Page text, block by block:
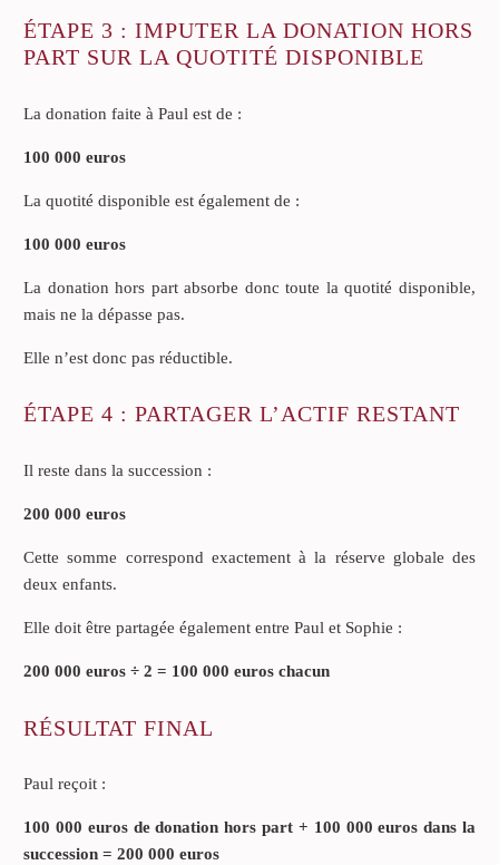
ÉTAPE 3 : IMPUTER LA DONATION HORS
PART SUR LA QUOTITÉ DISPONIBLE
La donation faite à Paul est de :
100 000 euros
La quotité disponible est également de :
100 000 euros
La donation hors part absorbe donc toute la quotité disponible,
mais ne la dépasse pas.
Elle n’est donc pas réductible.
ÉTAPE 4 : PARTAGER L’ACTIF RESTANT
Il reste dans la succession :
200 000 euros
Cette somme correspond exactement à la réserve globale des
deux enfants.
Elle doit être partagée également entre Paul et Sophie :
200 000 euros ÷ 2 = 100 000 euros chacun
RÉSULTAT FINAL
Paul reçoit :
100 000 euros de donation hors part + 100 000 euros dans la
succession = 200 000 euros